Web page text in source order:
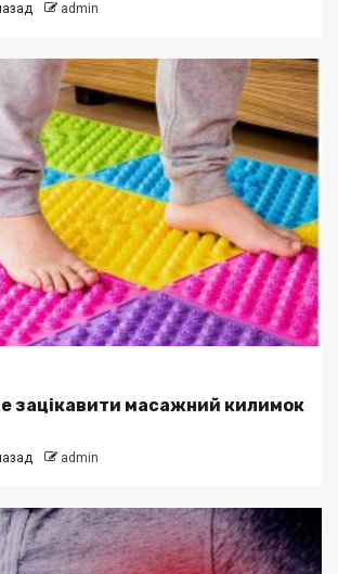
admin
зацікавити масажний килимок
admin